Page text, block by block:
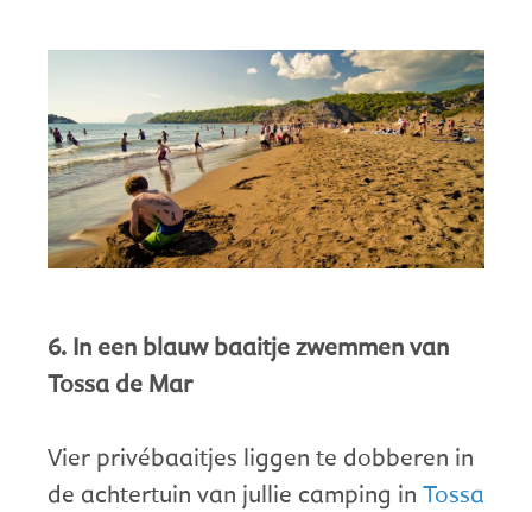
6. In een blauw baaitje zwemmen van
Tossa de Mar
Vier privébaaitjes liggen te dobberen in
de achtertuin van jullie camping in Tossa